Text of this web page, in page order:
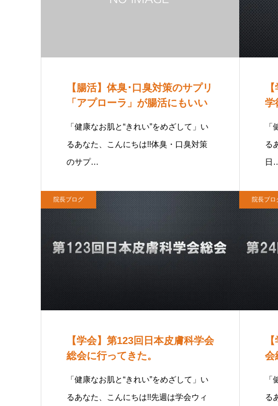
【腸活】体臭･口臭対策のサプリ
「アプローラ」が腸活にもいい
「健康なお肌と“きれい”をめざして」い
るあなた、こんにちは!!体臭・口臭対策
のサプ…
学
る
日
院長ブログ
【学会】第123回日本皮膚科学会
総会に行ってきた。
「健康なお肌と“きれい”をめざして」い
るあなた、こんにちは!!先週は学会ウィ
院長ブロ
会
る